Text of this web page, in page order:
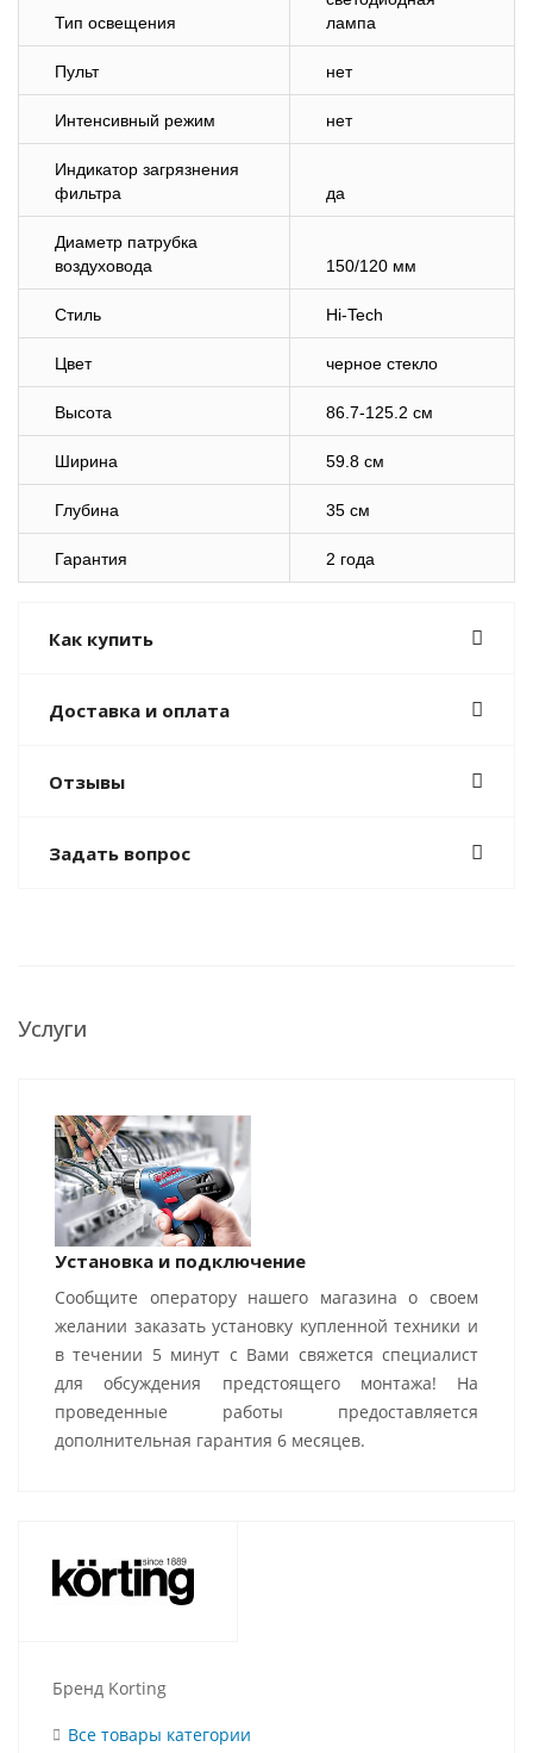
Тип освещения
лампа
Пульт нет
Интенсивный режим нет
Индикатор загрязнения
фильтра
да
Диаметр патрубка
воздуховода
150/120 мм
Стиль Hi-Tech
Цвет черное стекло
Высота 86.7-125.2 см
Ширина 59.8 см
Глубина 35 см
Гарантия 2 года
Как купить
Доставка и оплата
Отзывы
Задать вопрос
Услуги
Установка и подключение
Сообщите оператору нашего магазина о своем
желании заказать установку купленной техники и
в течении 5 минут с Вами свяжется специалист
для обсуждения предстоящего монтажа! На
проведенные работы предоставляется
дополнительная гарантия 6 месяцев.
Бренд Korting
Все товары категории